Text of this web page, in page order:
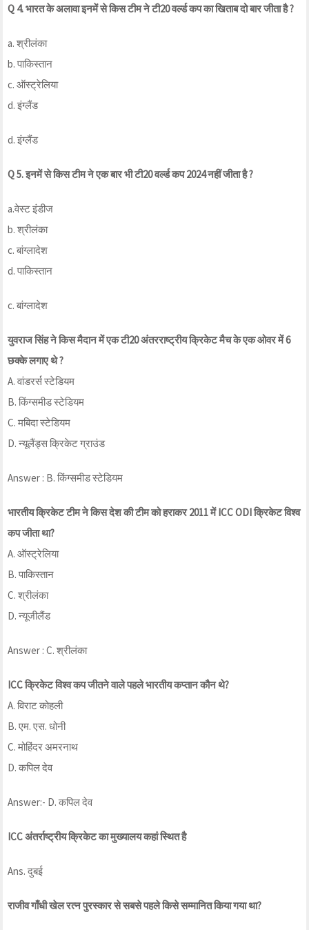
Q 4. भारत के अलावा इनमें से किस टीम ने टी20 वर्ल्ड कप का खिताब दो बार जीता है ?
a. श्रीलंका
b. पाकिस्तान
c. ऑस्ट्रेलिया
d. इंग्लैंड
d. इंग्लैंड
Q 5. इनमें से किस टीम ने एक बार भी टी20 वर्ल्ड कप 2024 नहीं जीता है ?
a.वेस्ट इंडीज
b. श्रीलंका
c. बांग्लादेश
d. पाकिस्तान
c. बांग्लादेश
युवराज सिंह ने किस मैदान में एक टी20 अंतरराष्ट्रीय क्रिकेट मैच के एक ओवर में 6
छक्के लगाए थे ?
A. वांडरर्स स्टेडियम
B. किंग्समीड स्टेडियम
C. मबिदा स्टेडियम
D. न्यूलैंड्स क्रिकेट ग्राउंड
Answer : B. किंग्समीड स्टेडियम
भारतीय क्रिकेट टीम ने किस देश की टीम को हराकर 2011 में ICC ODI क्रिकेट विश्व
कप जीता था?
A. ऑस्ट्रेलिया
B. पाकिस्तान
C. श्रीलंका
D. न्यूजीलैंड
Answer : C. श्रीलंका
ICC क्रिकेट विश्व कप जीतने वाले पहले भारतीय कप्तान कौन थे?
A. विराट कोहली
B. एम. एस. धोनी
C. मोहिंदर अमरनाथ
D. कपिल देव
Answer:- D. कपिल देव
ICC अंतर्राष्ट्रीय क्रिकेट का मुख्यालय कहां स्थित है
Ans. दुबई
राजीव गाँधी खेल रत्न पुरस्कार से सबसे पहले किसे सम्मानित किया गया था?